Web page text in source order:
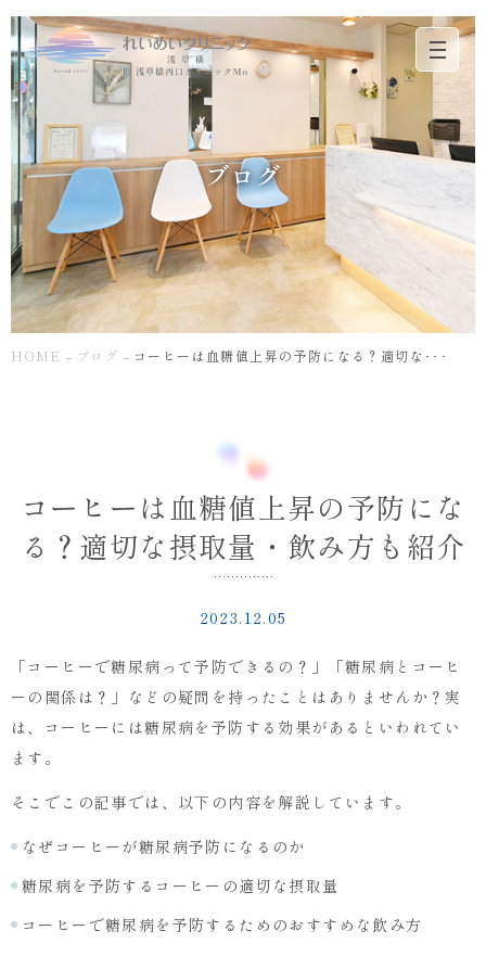
コ
ー
ヒ
ー
は
血
糖
値
上
昇
の
予
防
に
取
量・
飲
介
｜
浅
草
橋・
葉
東
日
本
橋
ブログ
HOME ブログ コーヒーは血糖値上昇の予防になる？適切な･･･
コーヒーは血糖値上昇の予防にな
る？適切な摂取量・飲み方も紹介
2023.12.05
「コーヒーで糖尿病って予防できるの？」「糖尿病とコーヒ
ーの関係は？」などの疑問を持ったことはありませんか？実
は、コーヒーには糖尿病を予防する効果があるといわれてい
ます。
そこでこの記事では、以下の内容を解説しています。
なぜコーヒーが糖尿病予防になるのか
糖尿病を予防するコーヒーの適切な摂取量
コーヒーで糖尿病を予防するためのおすすめな飲み方